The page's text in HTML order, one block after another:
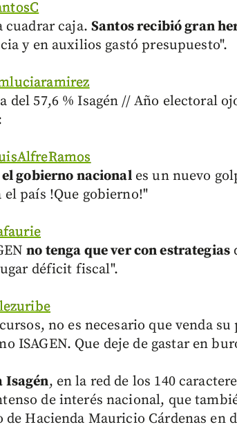
cuadrar caja.Santos recibió gran
y en auxilios gastó presupuesto".
del 57,6 % Isagén // Año electoral
gobierno nacionales un nuevo
país !Que gobierno!"
no tenga que ver con estrategias
déficit fiscal".
no es necesario que venda
ISAGEN. Que deje de gastar en
Isagén, en la red de los 140
de interés nacional, que
Hacienda Mauricio Cárdenas en